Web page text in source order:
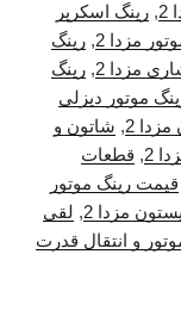
, رینگ اسکرپر
مزدا 2 , رینگ
مزدا 2 , رینگ
موتور دیزلی
2
, شاتون و
2
, قطعات
قیمت رینگ موتور
مزدا 2 , لقی
و انتقال قدرت